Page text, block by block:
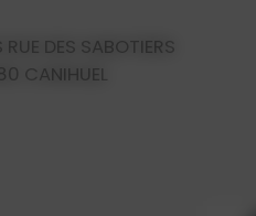
RUE DES SABOTIERS
CANIHUEL